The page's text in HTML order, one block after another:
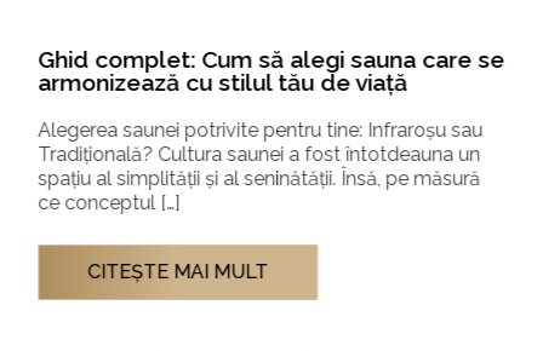
Ghid complet: Cum să alegi sauna care se
armonizează cu stilul tău de viață
Alegerea saunei potrivite pentru tine: Infraroșu sau
Tradițională? Cultura saunei a fost întotdeauna un
spațiu al simplității și al seninătății. Însă, pe măsură
ce conceptul […]
CITEŞTE MAI MULT